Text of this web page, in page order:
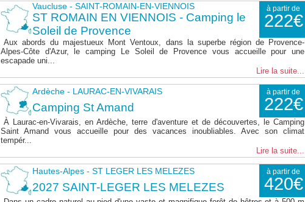
Vaucluse - SAINT-ROMAIN-EN-VIENNOIS à partir de
222€
ST ROMAIN EN VIENNOIS - Camping le
Soleil de Provence
Aux abords du majestueux Mont Ventoux, dans la superbe région de Provence-
Alpes-Côte d'Azur, le camping Le Soleil de Provence vous accueille pour une
escapade uni...
Lire la suite...
Ardèche - LAURAC-EN-VIVARAIS à partir de
222€
Camping St Amand
À Laurac-en-Vivarais, en Ardèche, terre d'aventure et de découvertes, le Camping
Saint Amand vous accueille pour des vacances inoubliables. Avec son climat
tempér...
Lire la suite...
Hautes-Alpes - ST LEGER LES MELEZES à partir de
420€
2027 SAINT-LEGER LES MELEZES